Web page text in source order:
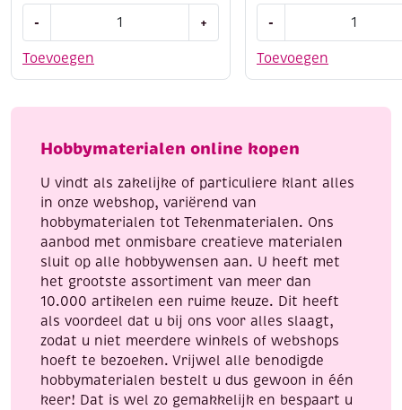
Toevoegen
-
aantal
+
Toevoegen
-
fijne
10
zwart,
aantal
Hobbymaterialen online kopen
U vindt als zakelijke of particuliere klant alles
in onze webshop, variërend van
hobbymaterialen tot Tekenmaterialen. Ons
aanbod met onmisbare creatieve materialen
sluit op alle hobbywensen aan. U heeft met
het grootste assortiment van meer dan
10.000 artikelen een ruime keuze. Dit heeft
als voordeel dat u bij ons voor alles slaagt,
zodat u niet meerdere winkels of webshops
hoeft te bezoeken. Vrijwel alle benodigde
hobbymaterialen bestelt u dus gewoon in één
keer! Dat is wel zo gemakkelijk en bespaart u